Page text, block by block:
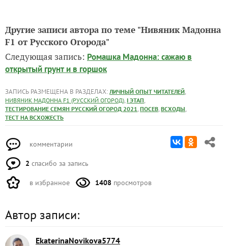
Другие записи автора по теме "Нивяник Мадонна
F1 от Русского Огорода"
Следующая запись: Ромашка Мадонна: сажаю в
открытый грунт и в горшок
ЗАПИСЬ РАЗМЕЩЕНА В РАЗДЕЛАХ: ЛИЧНЫЙ ОПЫТ ЧИТАТЕЛЕЙ,
НИВЯНИК МАДОННА F1 (РУССКИЙ ОГОРОД), I ЭТАП,
ТЕСТИРОВАНИЕ СЕМЯН РУССКИЙ ОГОРОД 2021, ПОСЕВ, ВСХОДЫ,
ТЕСТ НА ВСХОЖЕСТЬ
комментарии
2 спасибо за запись
в избранное 1408 просмотров
Автор записи:
EkaterinaNovikova5774